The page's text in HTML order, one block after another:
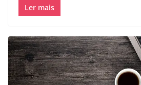
Ler mais